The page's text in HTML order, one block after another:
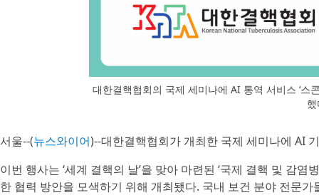
대한결핵협회의 국제 세미나에 AI 통역 서비스 ‘스
서울--(뉴스와이어)--대한결핵협회가 개최한 국제 세미나에 AI
이번 행사는 ‘세계 결핵의 날’을 맞아 마련된 ‘국제 결핵 및 감
한 협력 방안을 모색하기 위해 개최됐다. 국내 보건 분야 전문